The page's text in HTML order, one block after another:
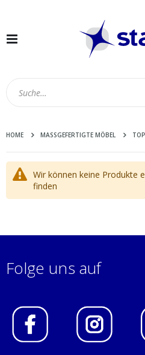
Navigation
HOME MASSGEFERTIGTE MÖBEL
Wir können keine Produkte
finden
Folge uns auf